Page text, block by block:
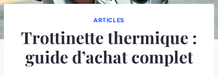
ARTICLES
Trottinette thermique :
guide d’achat complet